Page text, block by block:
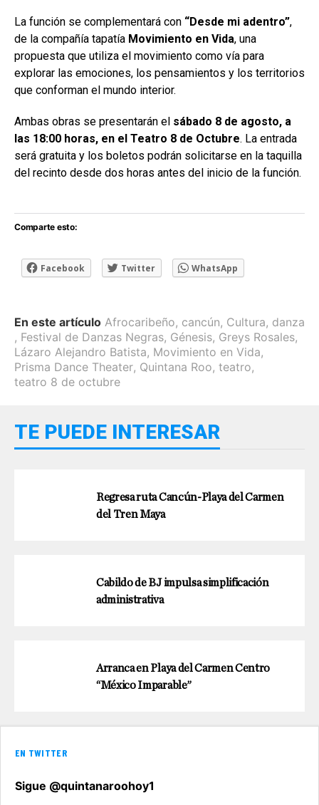
La función se complementará con “Desde mi adentro”,
de la compañía tapatía Movimiento en Vida, una
propuesta que utiliza el movimiento como vía para
explorar las emociones, los pensamientos y los territorios
que conforman el mundo interior.
Ambas obras se presentarán el sábado 8 de agosto, a
las 18:00 horas, en el Teatro 8 de Octubre. La entrada
será gratuita y los boletos podrán solicitarse en la taquilla
del recinto desde dos horas antes del inicio de la función.
Comparte esto:
Facebook Twitter WhatsApp
En este artículo Afrocaribeño, cancún, Cultura, danza
, Festival de Danzas Negras, Génesis, Greys Rosales,
Lázaro Alejandro Batista, Movimiento en Vida,
Prisma Dance Theater, Quintana Roo, teatro,
teatro 8 de octubre
TE PUEDE INTERESAR
Regresa ruta Cancún-Playa del Carmen
del Tren Maya
Cabildo de BJ impulsa simplificación
administrativa
Arranca en Playa del Carmen Centro
“México Imparable”
EN TWITTER
Sigue @quintanaroohoy1